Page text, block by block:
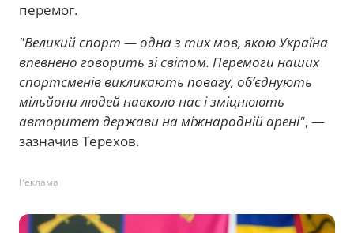
перемог.
"Великий спорт — одна з тих мов, якою Україна
впевнено говорить зі світом. Перемоги наших
спортсменів викликають повагу, об’єднують
мільйони людей навколо нас і зміцнюють
авторитет держави на міжнародній арені", —
зазначив Терехов.
Реклама